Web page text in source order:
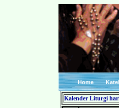
Home
Kalender Liturgi